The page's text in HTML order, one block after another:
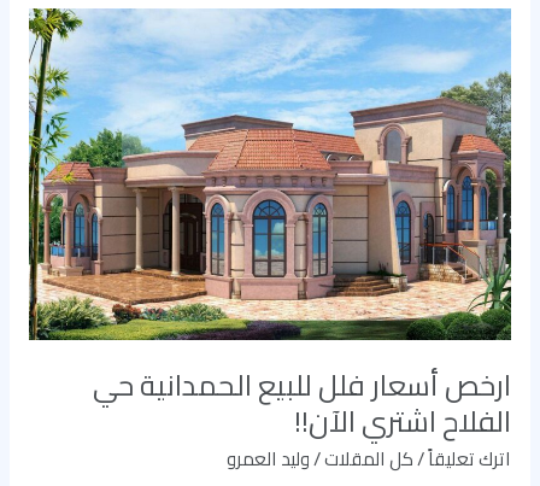
ارخص أسعار فلل للبيع الحمدانية حي
الفلاح اشتري الآن!!
اترك تعليقاً/كل المقلات/وليد العمرو
ارخص
أسعار
فلل
للبيع
الحمدانية
حي
الفلاح
اشتري
الآن!!